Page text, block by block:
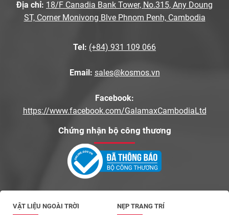
Địa chỉ: 18/F Canadia Bank Tower, No.315, Any Doung
ST, Corner Monivong Blve Phnom Penh, Cambodia
Tel: (+84) 931 109 066
Email: sales@kosmos.vn
Facebook:
https://www.facebook.com/GalamaxCambodiaLtd
Chứng nhận bộ công thương
VẬT LIỆU NGOÀI TRỜI NẸP TRANG TRÍ